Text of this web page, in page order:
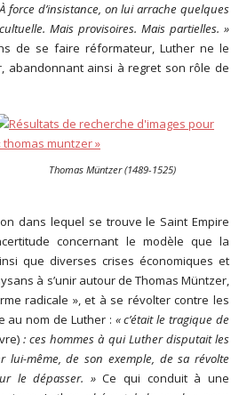
force d’insistance, on lui arrache quelques
Mais provisoires. Mais partielles. »
de se faire réformateur, Luther ne le
abandonnant ainsi à regret son rôle de
Thomas Müntzer (1489-1525)
dans lequel se trouve le Saint Empire
concernant le modèle que la
que diverses crises économiques et
à s’unir autour de Thomas Müntzer,
radicale », et à se révolter contre les
au nom de Luther : « c’était le tragique de
: ces hommes à qui Luther disputait les
lui-même, de son exemple, de sa révolte
le dépasser. »Ce qui conduit à une